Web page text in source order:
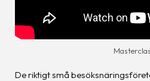
De riktigt små